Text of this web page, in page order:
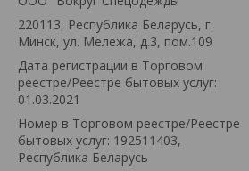
220113, Республика Беларусь, г.
Минск, ул. Мележа, д.3, пом.109
Дата регистрации в Торговом
реестре/Реестре бытовых услуг:
01.03.2021
Номер в Торговом реестре/Реестре
бытовых услуг: 192511403,
Республика Беларусь